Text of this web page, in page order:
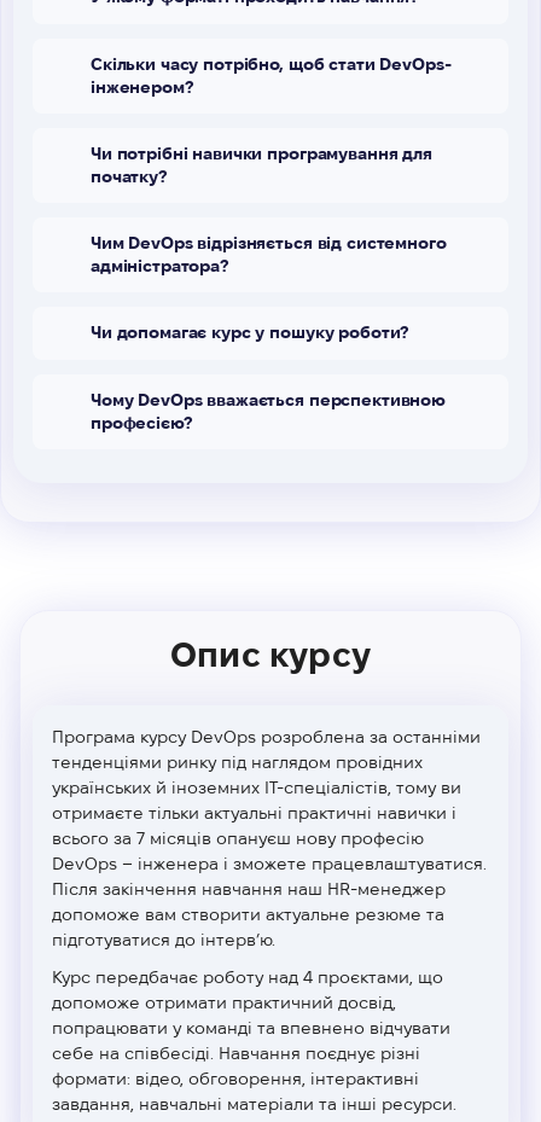
Скільки часу потрібно, щоб стати DevOps-
інженером?
Чи потрібні навички програмування для
початку?
Чим DevOps відрізняється від системного
адміністратора?
Чи допомагає курс у пошуку роботи?
Чому DevOps вважається перспективною
професією?
Опис курсу
Програма курсу DevOps розроблена за останніми
тенденціями ринку під наглядом провідних
українських й іноземних IT-спеціалістів, тому ви
отримаєте тільки актуальні практичні навички і
всього за 7 місяців опануєш нову професію
DevOps – інженера і зможете працевлаштуватися.
Після закінчення навчання наш HR-менеджер
допоможе вам створити актуальне резюме та
підготуватися до інтерв’ю.
Курс передбачає роботу над 4 проєктами, що
допоможе отримати практичний досвід,
попрацювати у команді та впевнено відчувати
себе на співбесіді. Навчання поєднує різні
формати: відео, обговорення, інтерактивні
завдання, навчальні матеріали та інші ресурси.